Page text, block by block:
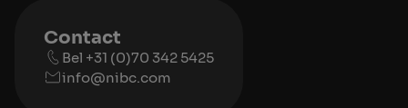
Contact
Bel +31 (0)70 342 5425
info@nibc.com